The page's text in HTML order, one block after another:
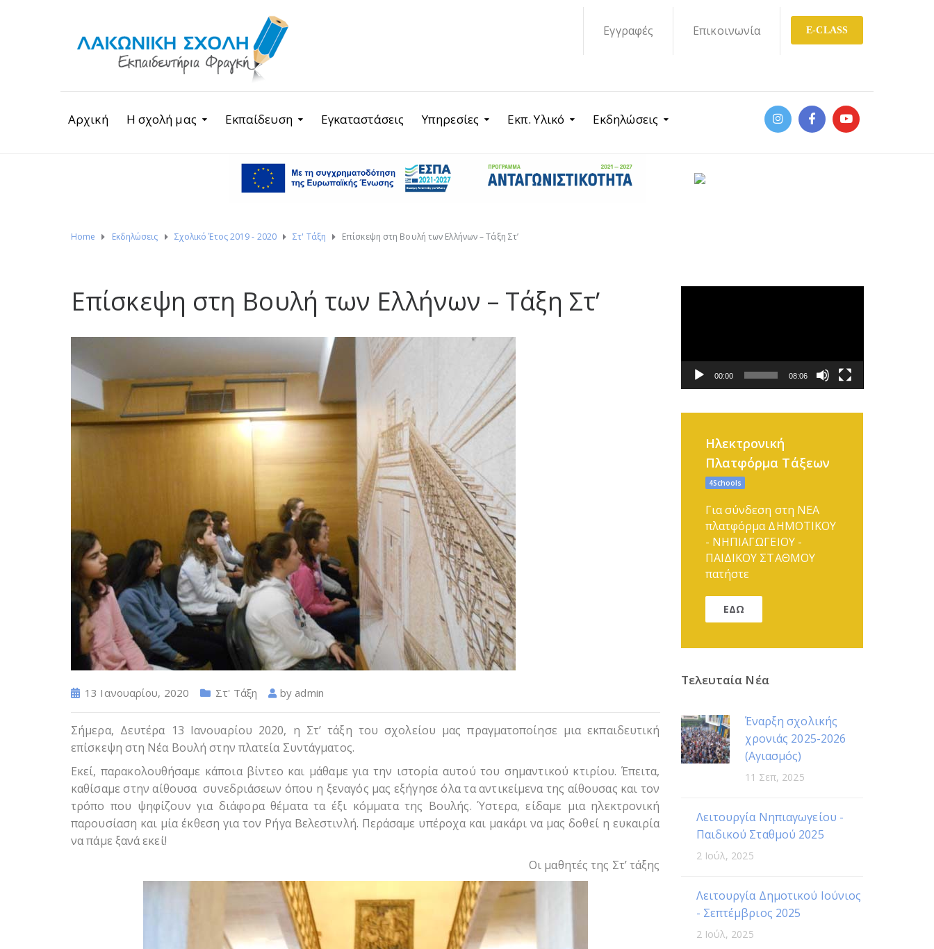
E-CLASS
Εγγραφές Επικοινωνία
Αρχική Η σχολή μας Εκπαίδευση Εγκαταστάσεις Υπηρεσίες Εκπ. Υλικό Εκδηλώσεις
Home Εκδηλώσεις Σχολικό Έτος 2019 - 2020 Στ' Τάξη Επίσκεψη στη Βουλή των Ελλήνων – Τάξη Στ’
Επίσκεψη στη Βουλή των Ελλήνων – Τάξη Στ’
13 Ιανουαρίου, 2020 Στ' Τάξη by admin
Σήμερα, Δευτέρα 13 Ιανουαρίου 2020, η Στ’ τάξη του σχολείου μας πραγματοποίησε μια εκπαιδευτική
επίσκεψη στη Νέα Βουλή στην πλατεία Συντάγματος.
Εκεί, παρακολουθήσαμε κάποια βίντεο και μάθαμε για την ιστορία αυτού του σημαντικού κτιρίου. Έπειτα,
καθίσαμε στην αίθουσα συνεδριάσεων όπου η ξεναγός μας εξήγησε όλα τα αντικείμενα της αίθουσας και τον
τρόπο που ψηφίζουν για διάφορα θέματα τα έξι κόμματα της Βουλής. Ύστερα, είδαμε μια ηλεκτρονική
παρουσίαση και μία έκθεση για τον Ρήγα Βελεστινλή. Περάσαμε υπέροχα και μακάρι να μας δοθεί η ευκαιρία
να πάμε ξανά εκεί!
Οι μαθητές της Στ’ τάξης
00:00 08:06
Ηλεκτρονική
Πλατφόρμα Τάξεων
4Schools
Για σύνδεση στη ΝΕΑ
πλατφόρμα ΔΗΜΟΤΙΚΟΥ
- ΝΗΠΙΑΓΩΓΕΙΟΥ -
ΠΑΙΔΙΚΟΥ ΣΤΑΘΜΟΥ
πατήστε
ΕΔΩ
Τελευταία Νέα
Έναρξη σχολικής
χρονιάς 2025-2026
(Αγιασμός)
11 Σεπ, 2025
Λειτουργία Νηπιαγωγείου -
Παιδικού Σταθμού 2025
2 Ιούλ, 2025
Λειτουργία Δημοτικού Ιούνιος
- Σεπτέμβριος 2025
2 Ιούλ, 2025